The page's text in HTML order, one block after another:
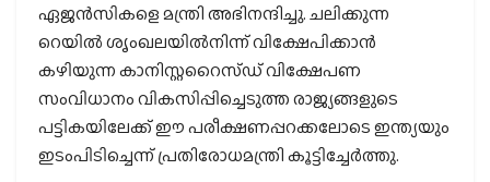
ഏജന്‍സികളെ മന്ത്രി അഭിനന്ദിച്ചു. ചലിക്കുന്ന
റെയില്‍ ശൃംഖലയില്‍നിന്ന് വിക്ഷേപിക്കാന്‍
കഴിയുന്ന കാനിസ്റ്ററൈസ്ഡ് വിക്ഷേപണ
സംവിധാനം വികസിപ്പിച്ചെടുത്ത രാജ്യങ്ങളുടെ
പട്ടികയിലേക്ക് ഈ പരീക്ഷണപ്പറക്കലോടെ ഇന്ത്യയും
ഇടംപിടിച്ചെന്ന് പ്രതിരോധമന്ത്രി കൂട്ടിച്ചേര്‍ത്തു.